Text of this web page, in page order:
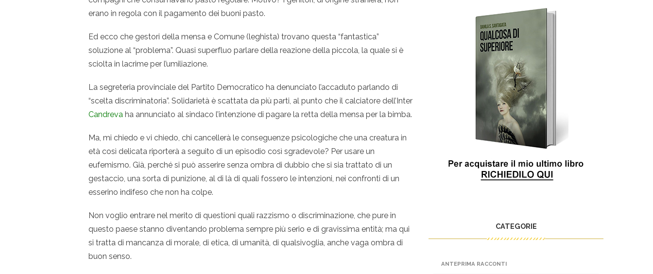
erano in regola con il pagamento dei buoni pasto.
Ed ecco che gestori della mensa e Comune (leghista) trovano questa “fantastica”
soluzione al “problema”. Quasi superfluo parlare della reazione della piccola, la quale si è
sciolta in lacrime per l’umiliazione.
La segreteria provinciale del Partito Democratico ha denunciato l’accaduto parlando di
“scelta discriminatoria”. Solidarietà è scattata da più parti, al punto che il calciatore dell’Inter
Candreva ha annunciato al sindaco l’intenzione di pagare la retta della mensa per la bimba.
Ma, mi chiedo e vi chiedo, chi cancellerà le conseguenze psicologiche che una creatura in
età così delicata riporterà a seguito di un episodio così sgradevole? Per usare un
eufemismo. Già, perché si può asserire senza ombra di dubbio che si sia trattato di un
gestaccio, una sorta di punizione, al di là di quali fossero le intenzioni, nei confronti di un
esserino indifeso che non ha colpe.
Non voglio entrare nel merito di questioni quali razzismo o discriminazione, che pure in
questo paese stanno diventando problema sempre più serio e di gravissima entità; ma qui
si tratta di mancanza di morale, di etica, di umanità, di qualsivoglia, anche vaga ombra di
buon senso.
CATEGORIE
ANTEPRIMA RACCONTI